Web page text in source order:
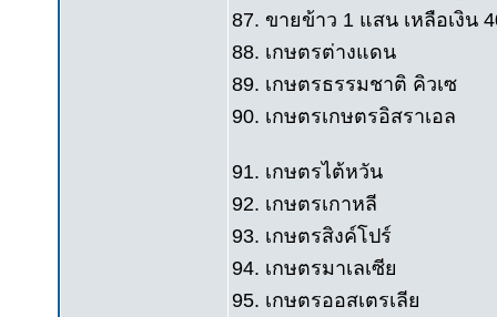
87. ขายข้าว 1 แสน เหลือเงิน
88. เกษตรต่างแดน
89. เกษตรธรรมชาติ คิวเซ
90. เกษตรเกษตรอิสราเอล
91. เกษตรไต้หวัน
92. เกษตรเกาหลี
93. เกษตรสิงค์โปร์
94. เกษตรมาเลเซีย
95. เกษตรออสเตรเลีย